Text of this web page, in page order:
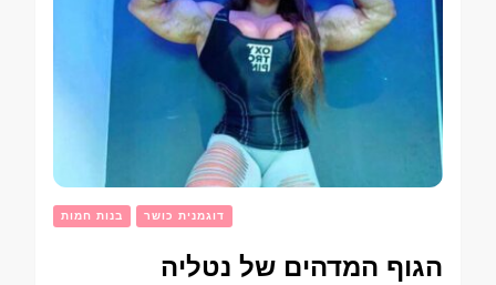
בנות חמות דוגמנית כושר
הגוף המדהים של נטליה